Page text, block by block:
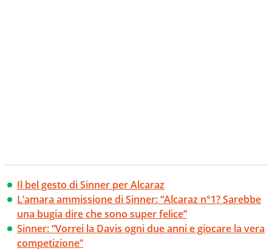
Il bel gesto di Sinner per Alcaraz
L’amara ammissione di Sinner: “Alcaraz n°1? Sarebbe
una bugia dire che sono super felice”
Sinner: “Vorrei la Davis ogni due anni e giocare la vera
competizione”